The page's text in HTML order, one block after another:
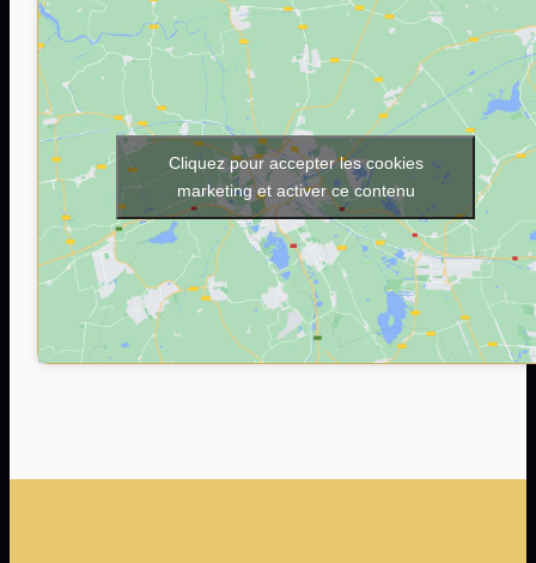
M'INSCRIRE SUR LISTE D'ATTENTE
Cliquez pour accepter les cookies
marketing et activer ce contenu